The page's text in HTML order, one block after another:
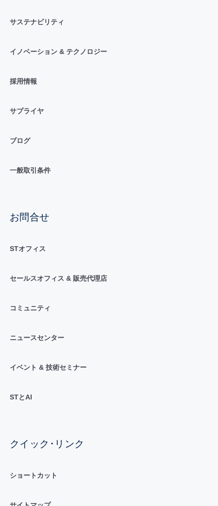
サステナビリティ
イノベーション & テクノロジー
採用情報
サプライヤ
ブログ
一般取引条件
お問合せ
STオフィス
セールスオフィス & 販売代理店
コミュニティ
ニュースセンター
イベント & 技術セミナー
STとAI
クイック･リンク
ショートカット